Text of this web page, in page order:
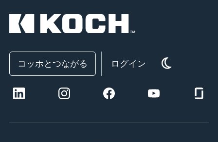
コッホとつながる ログイン